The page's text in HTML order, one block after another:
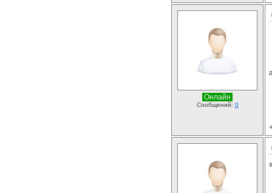
Онлайн
Сообщений: 0